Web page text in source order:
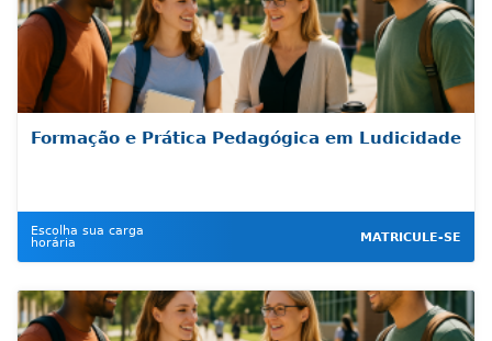
Formação e Prática Pedagógica em Ludicidade
Escolha sua carga
horária
MATRICULE-SE